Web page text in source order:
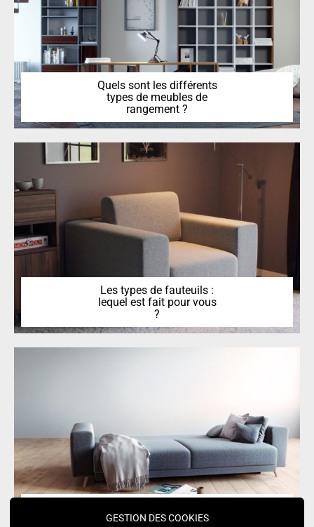
Quels sont les différents
types de meubles de
rangement ?
Les types de fauteuils :
lequel est fait pour vous
?
confortable pour dormir
GESTION DES COOKIES